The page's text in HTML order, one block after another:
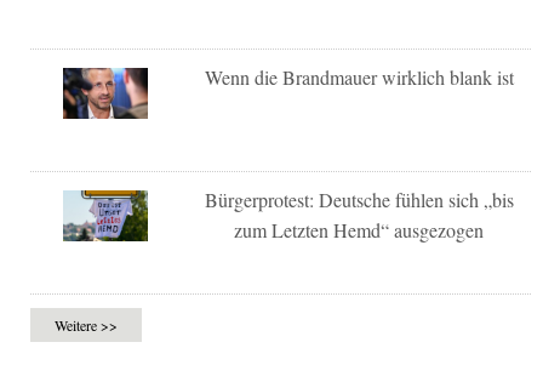
Wenn die Brandmauer wirklich blank ist
Bürgerprotest: Deutsche fühlen sich „bis
zum Letzten Hemd“ ausgezogen
Weitere >>